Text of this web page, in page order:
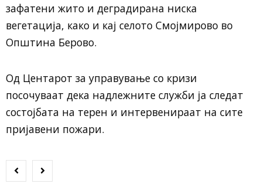
зафатени жито и деградирана ниска
вегетација, како и кај селото Смојмирово во
Општина Берово.
Од Центарот за управување со кризи
посочуваат дека надлежните служби ја следат
состојбата на терен и интервенираат на сите
пријавени пожари.